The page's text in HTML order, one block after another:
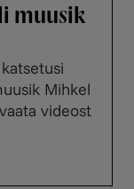
muusik
Mihkel
videost